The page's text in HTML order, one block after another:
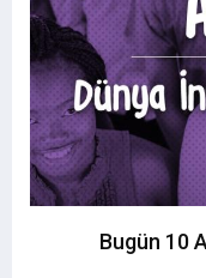
Bugün 10